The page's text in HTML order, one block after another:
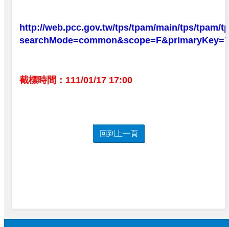
http://web.pcc.gov.tw/tps/tpam/main/tps/tpam/
截標時間：111/01/17 17:00
回到上一頁